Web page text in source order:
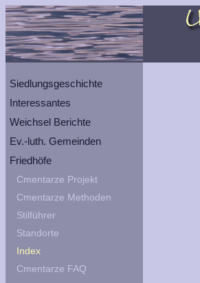
Siedlungsgeschichte
Interessantes
Weichsel Berichte
Ev.-luth. Gemeinden
Friedhöfe
Cmentarze Projekt
Cmentarze Methoden
Stilführer
Standorte
Index
Cmentarze FAQ